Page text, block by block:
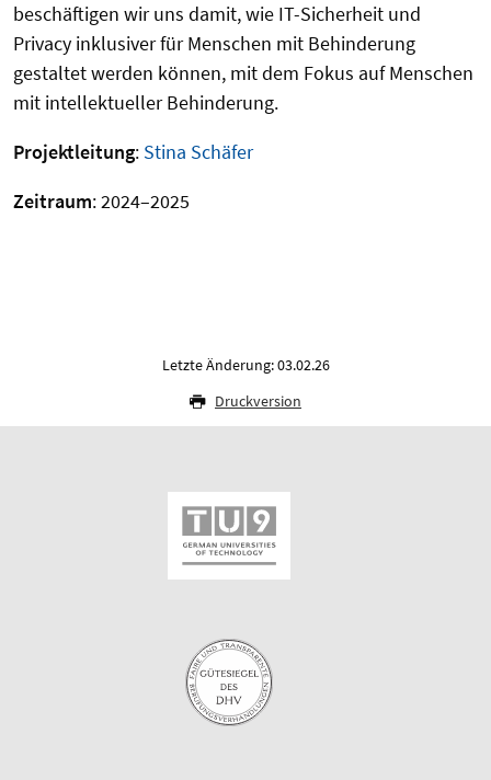
beschäftigen wir uns damit, wie IT-Sicherheit und
Privacy inklusiver für Menschen mit Behinderung
gestaltet werden können, mit dem Fokus auf Menschen
mit intellektueller Behinderung.
Projektleitung: Stina Schäfer
Zeitraum: 2024–2025
Letzte Änderung: 03.02.26
Druckversion